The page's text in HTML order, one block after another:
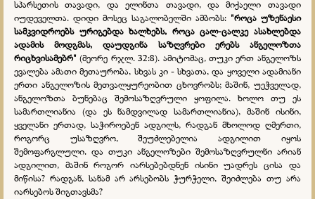
სპარსეთის თავადი, და ელინთა თავადი, და მიქაელი თავადი
იუდეველთა. დიდი მოსეც საგალობელში ამბობს: "როცა უზენაესი
სამკვიდროებს ურიგებდა ხალხებს, როცა ცალ-ცალკე ასახლებდა
ადამის მოდგმას, დაუდგინა საზღვრები ერებს ანგელოზთა
რიცხვისამებრ"(მეორე რჯლ. 32:8). ამიტომაც, თუკი ერთ ანგელოზს
ევალება ამათი მეთაურობა, სხვას კი - სხვათა, და ყოველი ადამიანი
ერთი ანგელოზის მეთვალყურეობით ცხოვრობს; მაშინ, უეჭველად,
ანგელოზთა ბუნებაც შემოსაზღვრული ყოფილა. ხოლო თუ ეს
სამართლიანია (და ეს ნამდვილად სამართლიანია), მაშინ ისინი,
ყველანი ერთად, საჭიროებენ ადგილს, რადგან მხოლოდ ღმერთი,
როგორც უსაზღვრო, შეუძლებელია ადგილით იყოს
შემოფარგლული. და თუკი ანგელოზები შემოსაზღვრულნი არიან
ადგილით, მაშინ როგორ იარსებებდნენ ისინი უადრეს ცისა და
მიწისა? რადგან, სანამ არ არსებობს ჭურჭელი, შეიძლება თუ არა
იარსებოს შიგთავსმა?